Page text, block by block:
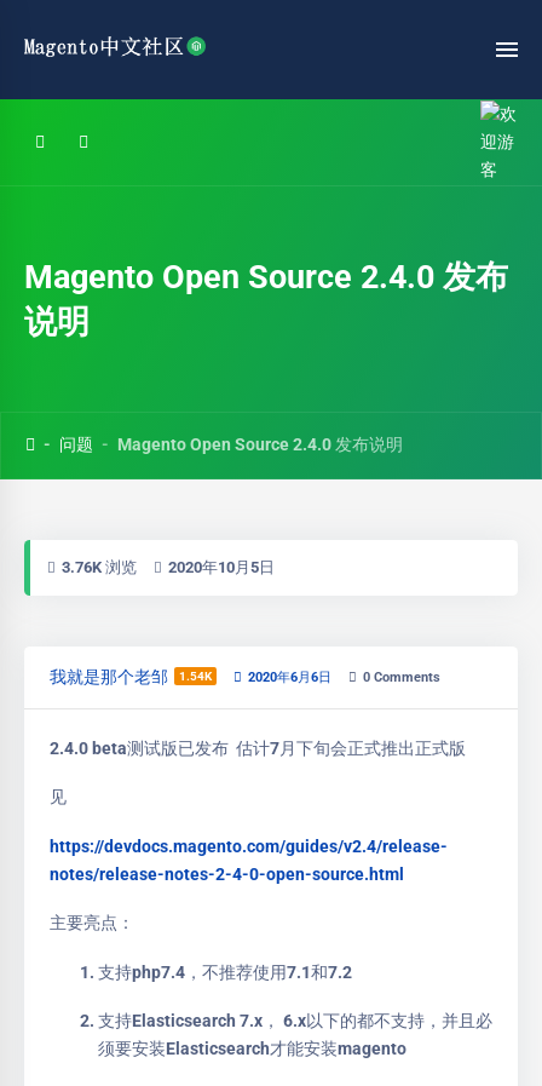
Magento Open Source 2.4.0 发布
说明
问题 Magento Open Source 2.4.0 发布说明
3.76K 浏览 2020年10月5日
我就是那个老邹 1.54K 2020年6月6日 0 Comments
2.4.0 beta测试版已发布 估计7月下旬会正式推出正式版
见
https://devdocs.magento.com/guides/v2.4/release-
notes/release-notes-2-4-0-open-source.html
主要亮点：
支持php7.4，不推荐使用7.1和7.2
支持Elasticsearch 7.x， 6.x以下的都不支持，并且必
须要安装Elasticsearch才能安装magento